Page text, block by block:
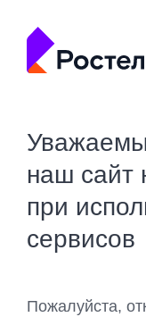
наш сайт
при
сервисов
Пожалуйста,